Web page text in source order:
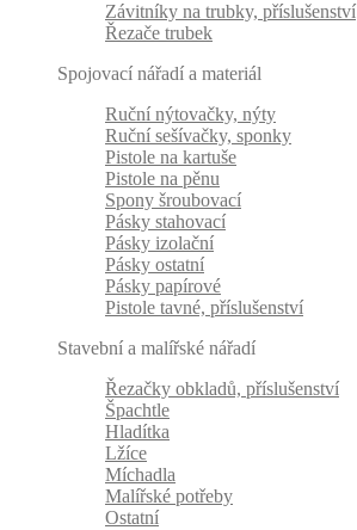
Závitníky na trubky, příslušenství
Řezače trubek
Spojovací nářadí a materiál
Ruční nýtovačky, nýty
Ruční sešívačky, sponky
Pistole na kartuše
Pistole na pěnu
Spony šroubovací
Pásky stahovací
Pásky izolační
Pásky ostatní
Pásky papírové
Pistole tavné, příslušenství
Stavební a malířské nářadí
Řezačky obkladů, příslušenství
Špachtle
Hladítka
Lžíce
Míchadla
Malířské potřeby
Ostatní